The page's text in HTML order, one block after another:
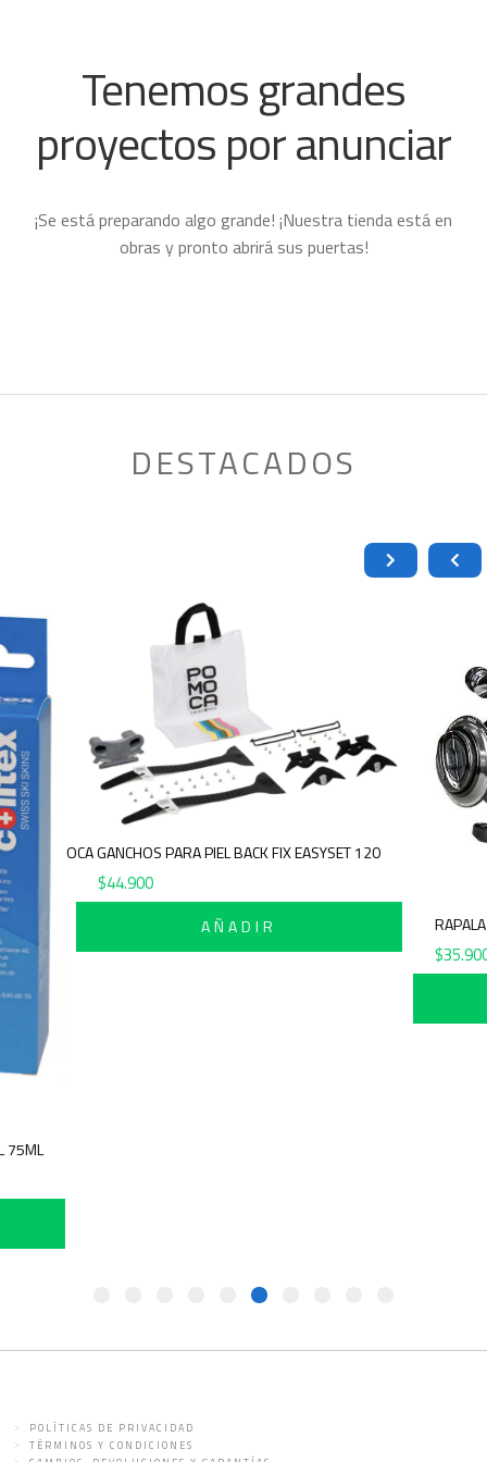
Tenemos grandes
proyectos por anunciar
¡Se está preparando algo grande! ¡Nuestra tienda está en
obras y pronto abrirá sus puertas!
DESTACADOS
POMOCA GANCHOS PARA PIEL BACK FIX EASYSET 120
AÑADIR
PIEL 75ML
POLÍTICAS DE PRIVACIDAD
TÉRMINOS Y CONDICIONES